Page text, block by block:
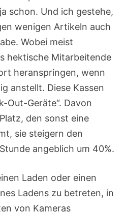
schon. Und ich gestehe,
wenigen Artikeln auch
Wobei meist
hektische Mitarbeitende
heranspringen, wenn
anstellt. Diese Kassen
Out-Geräte“. Davon
den sonst eine
sie steigern den
angeblich um 40%.
Laden oder einen
Ladens zu betreten, in
von Kameras